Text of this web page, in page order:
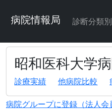
病院情報局 診断分類
昭和医科大学
診療実績 他病院比較
病院グループに登録（法人会